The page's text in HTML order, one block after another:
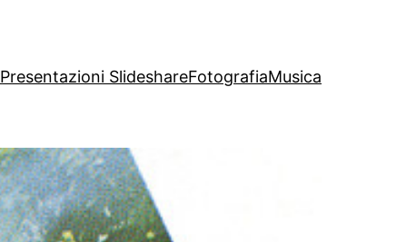
Presentazioni SlideshareFotografiaMusica